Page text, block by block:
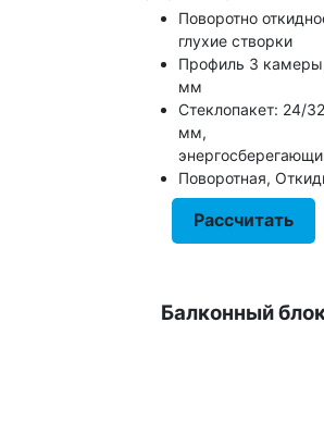
Поворотно
глухие створки
Профиль 3
мм
Стеклопакет: 24/32
мм,
Поворотная,
Рассчитать
Балконный